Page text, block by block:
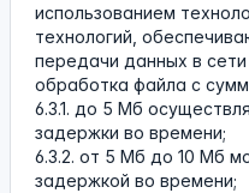
использованием
технологий,
передачи данных в
обработка файла с
6.3.1. до 5 Мб
задержки во времени;
6.3.2. от 5 Мб до 10 Мб
задержкой во времени;